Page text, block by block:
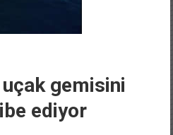
gemisini
ediyor